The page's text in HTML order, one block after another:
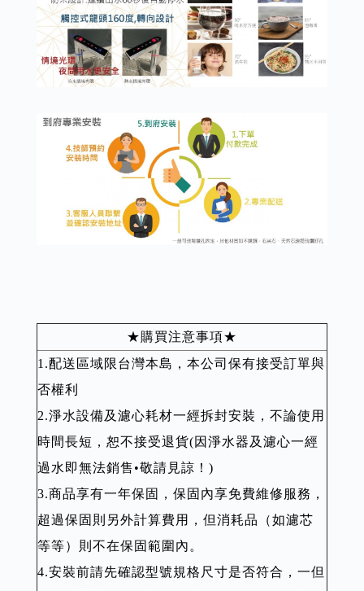
★購買注意事項★
1.配送區域限台灣本島，本公司保有接受訂單與
否權利
2.淨水設備及濾心耗材一經拆封安裝，不論使用
時間長短，恕不接受退貨(因淨水器及濾心一經
過水即無法銷售•敬請見諒！)
3.商品享有一年保固，保固內享免費維修服務，
超過保固則另外計算費用，但消耗品（如濾芯
等等）則不在保固範圍內。
4.安裝前請先確認型號規格尺寸是否符合，一但